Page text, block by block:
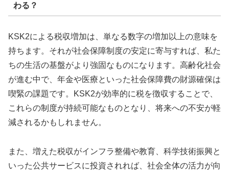
わる？
KSK2による税収増加は、単なる数字の増加以上の意味を
持ちます。それが社会保障制度の安定に寄与すれば、私た
ちの生活の基盤がより強固なものになります。高齢化社会
が進む中で、年金や医療といった社会保障費の財源確保は
喫緊の課題です。KSK2が効率的に税を徴収することで、
これらの制度が持続可能なものとなり、将来への不安が軽
減されるかもしれません。
また、増えた税収がインフラ整備や教育、科学技術振興と
いった公共サービスに投資されれば、社会全体の活力が向